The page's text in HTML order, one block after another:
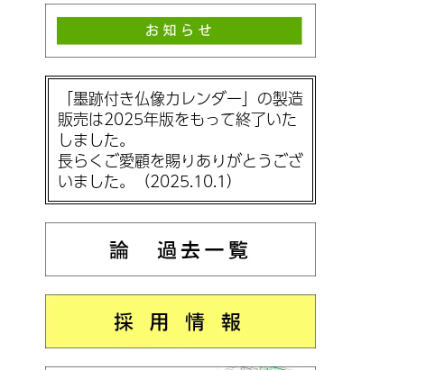
「墨跡付き仏像カレンダー」の製造
販売は2025年版をもって終了いた
しました。
長らくご愛顧を賜りありがとうござ
いました。（2025.10.1）